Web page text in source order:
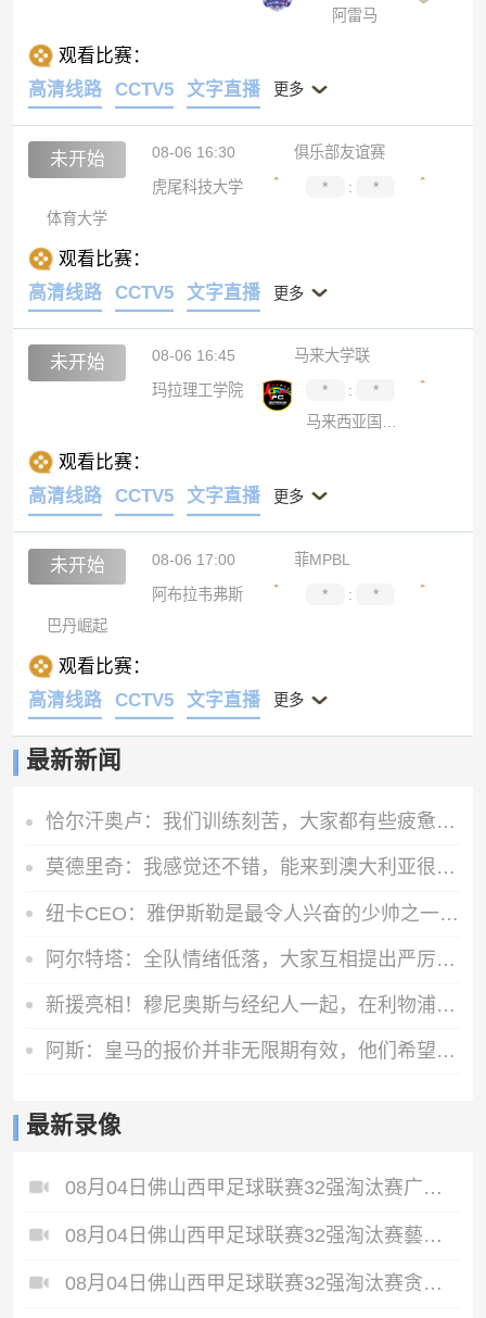
阿雷马
观看比赛：
高清线路
CCTV5 文字直播 更多
未开始 08-06 16:30
俱乐部友谊赛
虎尾科技大学
* :
*
体育大学
观看比赛：
高清线路
CCTV5 文字直播 更多
未开始 08-06 16:45
马来大学联
玛拉理工学院
* :
*
马来西亚国家大学
观看比赛：
高清线路
CCTV5 文字直播 更多
未开始 08-06 17:00
菲MPBL
阿布拉韦弗斯
* :
*
巴丹崛起
观看比赛：
高清线路
CCTV5 文字直播 更多
最新新闻
恰尔汗奥卢：我们训练刻苦，大家都有些疲惫但储备体能至关重要
莫德里奇：我感觉还不错，能来到澳大利亚很棒，希望球队继续提高
纽卡CEO：雅伊斯勒是最令人兴奋的少帅之一，他是纽卡完美人选
阿尔特塔：全队情绪低落，大家互相提出严厉批评，但这反而是好事
新援亮相！穆尼奥斯与经纪人一起，在利物浦训练中心拍下合影
阿斯：皇马的报价并非无限期有效，他们希望维尼修斯迅速回应
最新录像
08月04日佛山西甲足球联赛32强淘汰赛广东西南建设VS香港圣徒全场录像
08月04日佛山西甲足球联赛32强淘汰赛藝品高國際VS湛江狂狼·粵辉能源全场录像
08月04日佛山西甲足球联赛32强淘汰赛贪玩游戏VS美的薪火全场录像